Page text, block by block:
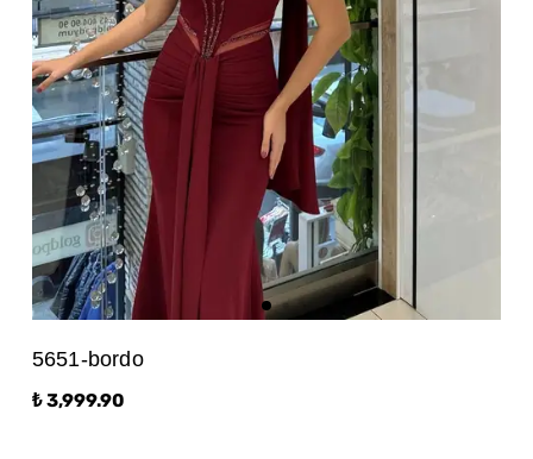
5651-bordo
₺ 3,999.90